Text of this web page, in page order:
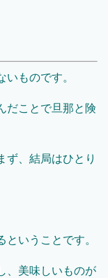
ものです。
だことで旦那と険
ず、結局はひとり
いうことです。
、美味しいものが